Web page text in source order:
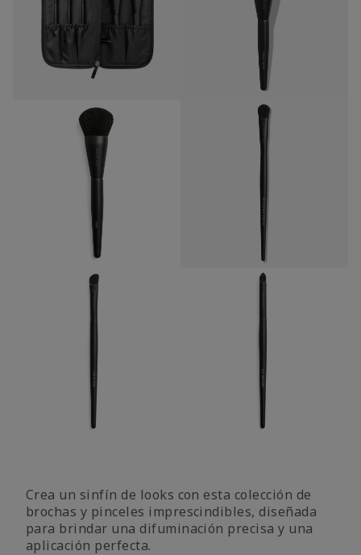
Crea un sinfín de looks con esta colección de
brochas y pinceles imprescindibles, diseñada
para brindar una difuminación precisa y una
aplicación perfecta.